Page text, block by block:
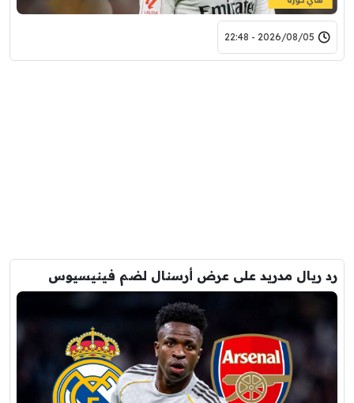
2026/08/05 - 22:48
رد ريال مدريد على عرض أرسنال لضم فينيسيوس